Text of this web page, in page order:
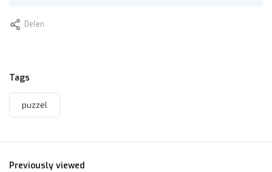
Delen
Tags
puzzel
Previously viewed